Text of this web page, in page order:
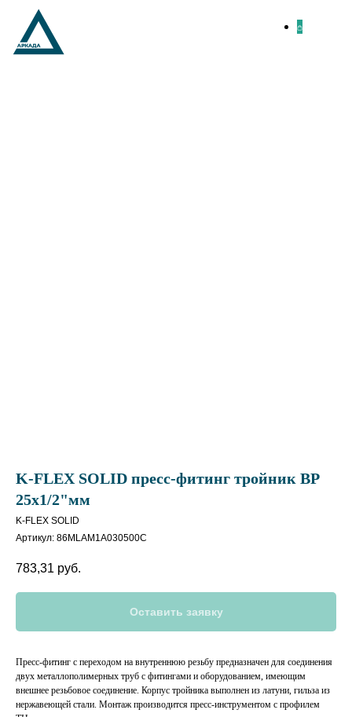
K-FLEX SOLID пресс-фитинг тройник BP
25х1/2"мм
K-FLEX SOLID
Артикул: 86MLAM1A030500C
783,31 руб.
Оставить заявку
Пресс-фитинг с переходом на внутреннюю резьбу предназначен для соединения
двух металлополимерных труб с фитингами и оборудованием, имеющим
внешнее резьбовое соединение. Корпус тройника выполнен из латуни, гильза из
нержавеющей стали. Монтаж производится пресс-инструментом с профилем